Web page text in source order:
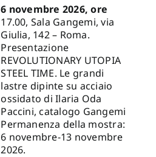
6 novembre 2026, ore
17.00, Sala Gangemi, via
Giulia, 142 – Roma.
Presentazione
REVOLUTIONARY UTOPIA
STEEL TIME. Le grandi
lastre dipinte su acciaio
ossidato di Ilaria Oda
Paccini, catalogo Gangemi
Permanenza della mostra:
6 novembre-13 novembre
2026.